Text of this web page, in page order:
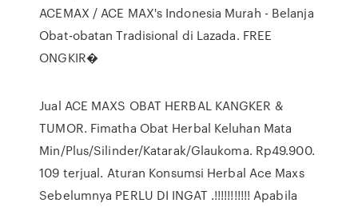
ACEMAX / ACE MAX's Indonesia Murah - Belanja
Obat-obatan Tradisional di Lazada. FREE
ONGKIR�
Jual ACE MAXS OBAT HERBAL KANGKER &
TUMOR. Fimatha Obat Herbal Keluhan Mata
Min/Plus/Silinder/Katarak/Glaukoma. Rp49.900.
109 terjual. Aturan Konsumsi Herbal Ace Maxs
Sebelumnya PERLU DI INGAT .!!!!!!!!!!! Apabila